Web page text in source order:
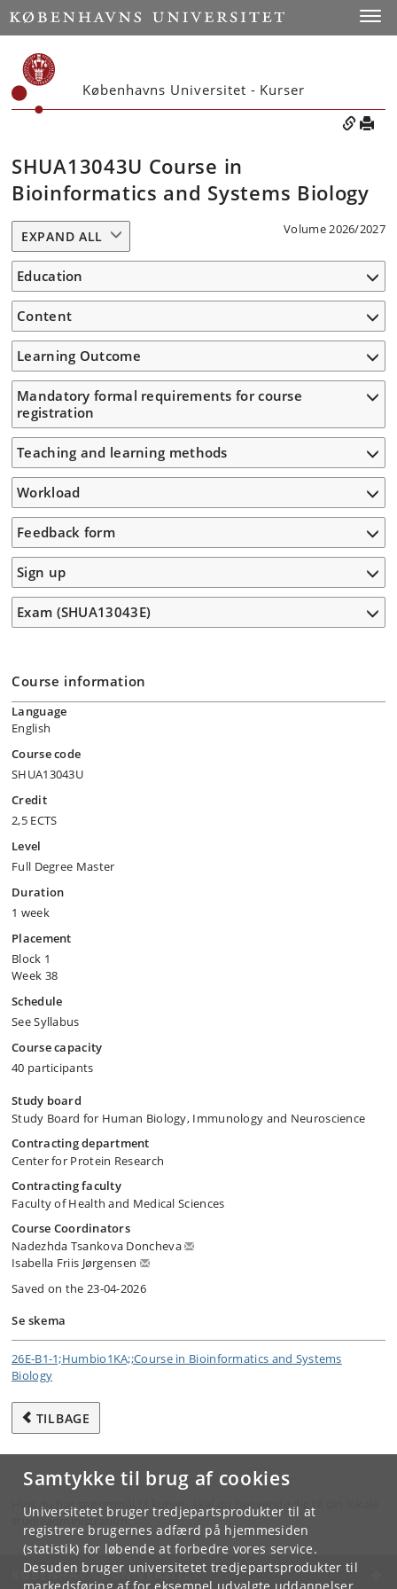
Samtykke til brug af cookies
Universitetet bruger tredjepartsprodukter til at
registrere brugernes adfærd på hjemmesiden
(statistik) for løbende at forbedre vores service.
Desuden bruger universitetet tredjepartsprodukter til
Københavns Universitet - Kurser
SHUA13043U Course in
Bioinformatics and Systems Biology
Volume 2026/2027
EXPAND ALL
Education
Content
Learning Outcome
Mandatory formal requirements for course
registration
Teaching and learning methods
Workload
Feedback form
Sign up
Exam (SHUA13043E)
Course information
Language
English
Course code
SHUA13043U
Credit
2,5 ECTS
Level
Full Degree Master
Duration
1 week
Placement
Block 1
Week 38
Schedule
See Syllabus
Course capacity
40 participants
Study board
Study Board for Human Biology, Immunology and Neuroscience
Contracting department
Center for Protein Research
Contracting faculty
Faculty of Health and Medical Sciences
Course Coordinators
Nadezhda Tsankova Doncheva
Isabella Friis Jørgensen
Saved on the 23-04-2026
Se skema
26E-B1-1;Humbio1KA;;Course in Bioinformatics and Systems
Biology
TILBAGE
Hvis du har spørgsmål til kurset, skal du henvende dig til din lokale
studieadministration.
KØBENHAVNS UNIVERSITET